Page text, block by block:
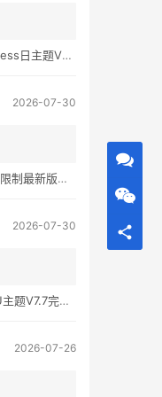
整无限制版下载
2026-07-30
主题模板
2026-07-30
美破解无限制版
2026-07-26